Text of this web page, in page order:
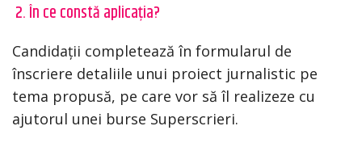
2. În ce constă aplicația?
Candidații completează în formularul de
înscriere detaliile unui proiect jurnalistic pe
tema propusă, pe care vor să îl realizeze cu
ajutorul unei burse Superscrieri.